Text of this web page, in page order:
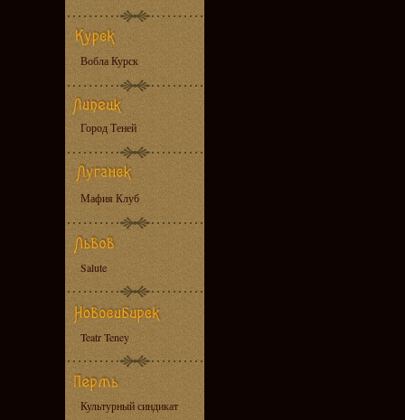
Вобла Курск
Город Теней
Мафия Клуб
Salute
Teatr Teney
Культурный синдикат